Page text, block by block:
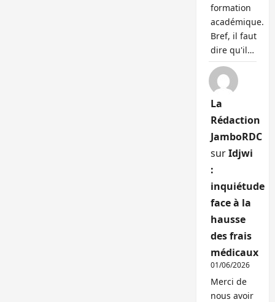
formation
académique.
Bref, il faut
dire qu'il…
La
Rédaction
JamboRDC
surIdjwi
:
inquiétude
face à la
hausse
des frais
médicaux
01/06/2026
Merci de
nous avoir